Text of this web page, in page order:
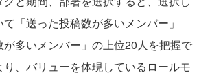
「送った投稿数が多いメンバー」
が多いメンバー」の上位20人を把握で
り、バリューを体現しているロールモ